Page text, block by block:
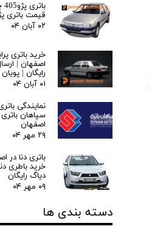
قیمت باتری
۰۲ آبان ۰۴
خرید باتری
اصفهان |
رایگان |
۰۱ آبان ۰۴
نمایندگی
سپاهان باتری
اصفهان
۲۹ مهر ۰۴
باتری دنا در
خرید باطری
دیاگ رایگان
۰۹ مهر ۰۴
دسته بندی ها